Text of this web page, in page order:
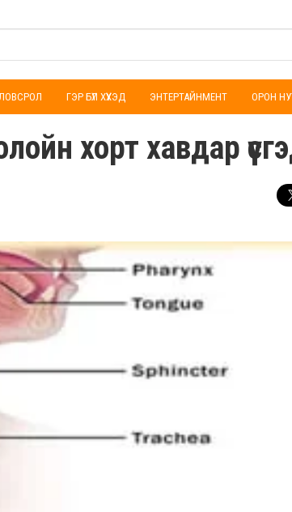
ГЭР БҮЛ ХҮҮХЭД ЭНТЕРТАЙНМЕНТ ОРОН
хорт хавдар